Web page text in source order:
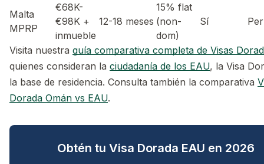
Malta
MPRP
€68K-
€98K +
inmueble
12-18 meses
15% flat
(non-
dom)
Sí
Visita nuestra guía comparativa completa de Visas
quienes consideran la ciudadanía de los EAU, la Visa
la base de residencia. Consulta también la comparativa
Dorada Omán vs EAU.
Obtén tu Visa Dorada EAU en 2026